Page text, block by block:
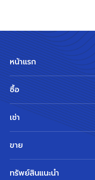
หน้าแรก
ซื้อ
เช่า
ขาย
ทรัพย์สินแนะนำ